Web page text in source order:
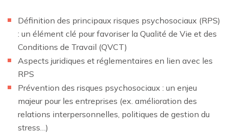
Définition des principaux risques psychosociaux (RPS)
: un élément clé pour favoriser la Qualité de Vie et des
Conditions de Travail (QVCT)
Aspects juridiques et réglementaires en lien avec les
RPS
Prévention des risques psychosociaux : un enjeu
majeur pour les entreprises (ex. amélioration des
relations interpersonnelles, politiques de gestion du
stress…)